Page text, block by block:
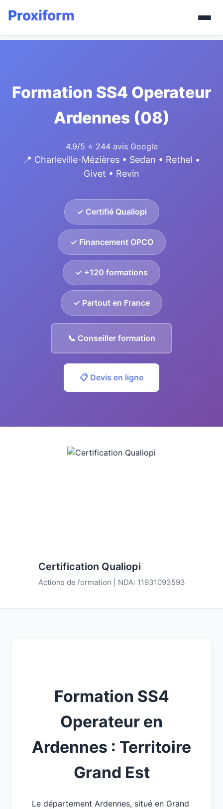
Formation SS4 Operateur
Ardennes (08)
4.9/5 ⭐ 244 avis Google
📍 Charleville-Mézières • Sedan • Rethel •
Givet • Revin
✓ Certifié Qualiopi
✓ Financement OPCO
✓ +120 formations
✓ Partout en France
📞 Conseiller formation
📋 Devis en ligne
Certification Qualiopi
Actions de formation | NDA: 11931093593
Formation SS4
Operateur en
Ardennes : Territoire
Grand Est
Le département Ardennes, situé en Grand